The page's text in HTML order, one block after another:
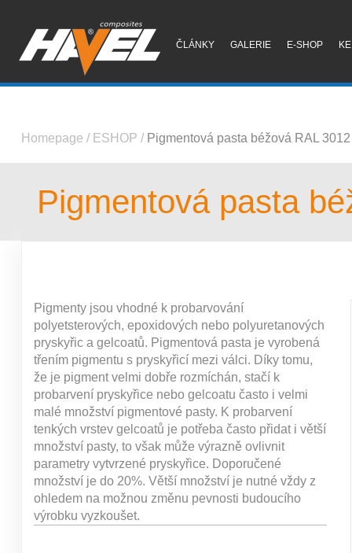
ČLÁNKY GALERIE E-SHOP
Homepage / ESHOP / Pigmentová pasta béžová RAL 3012
Pigmentová pasta
Pigmenty jsou vhodné k probarvování
polyetsterových, epoxidových nebo polyuretanových
pryskyřic a gelcoatů. Pigmentová pasta je vyrobená
třením pigmentu s pryskyřicí mezi válci. Díky tomu,
že je pigment velmi dobře rozmíchán, stačí k
probarvení pryskyřice nebo gelcoatu často i velmi
malé množství pigmentové pasty. K probarvení
tenkých vrstev gelcoatů je potřeba často přidat i větší
množství pasty, to však může výrazně ovlivnit
parametry vytvrzené pryskyřice. Doporučené
množství je do 20%. Větší množství je nutné vždy z
ohledem na možnou změnu pevnosti budoucího
výrobku vyzkoušet.